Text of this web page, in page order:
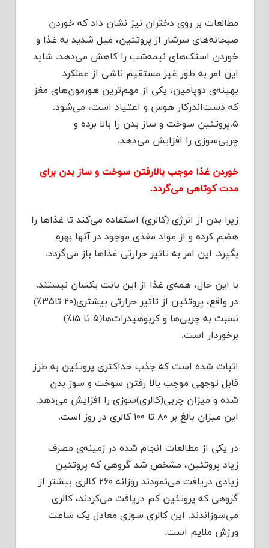
مطالعات بر روی دختران نیز نشان داد که خوردن
صبحانه‌های سرشار از پروتئین، میل شدید به غذا و
خوردن اسنک‌های نیمه‌شب را کاهش می‌دهد. شاید
این امر به طور غیر مستقیم ناشی از عملکرد
بهینه‌ی دوپامین، یکی از مهم‌ترین هورمون‌های مغز
که دست‌اندرکار هوس و اعتیاد است، می‌شود.
۵.پروتئین سوخت و ساز بدن را بالا برده و
چربی‌سوزی را افزایش می‌دهد.
خوردن غذا موجب بالارفتن سوخت و ساز بدن برای
مدت کوتاهی می‌گردد.
زیرا بدن از انرژی (کالری) استفاده می‌کند تا غذاها را
هضم کرده و از مواد مغذی موجود در آنها بهره
بگیرد. این امر به تاثیر حرارتی غذاها باز می‌گردد.
با این حال، همه‌ی غذا از این بابت یکسان نیستند.
در واقع، پروتئین از تاثیر حرارتی بیشتری(۲۰ تا۳۵٪)
نسبت به چربی‌ها و کربوهیدرات‌ها(۵ تا ۱۵٪)
برخوردار است.
اثبات شده است که جذب حداکثری پروتئین به طرز
قابل توجهی موجب بالا رفتن سوخت و سوز بدن
شده و میزان چربی‌(کالری)سوزی را افزایش می‌دهد.
این میزان بالغ بر ۸۰ تا ۱۰۰ کالری در روز است.
در یکی از مطالعات انجام شده در زمینه‌ی مصرف
زیاد پروتئین، مشخص شد گروهی که پروتئین
زیادی دریافت می‌نمودند روزانه ۲۶۰ کالری بیشتر از
گروهی که پروتئین کم دریافت می‌کردند، کالری
می‌سوزاندند. این کالری سوزی معادل یک ساعت
ورزش ملایم است.